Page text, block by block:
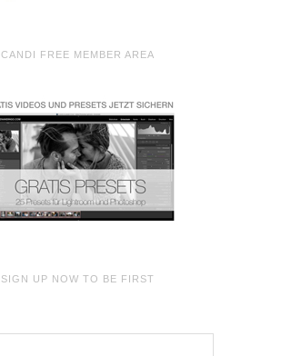
CANDI FREE MEMBER AREA
SIGN UP NOW TO BE FIRST